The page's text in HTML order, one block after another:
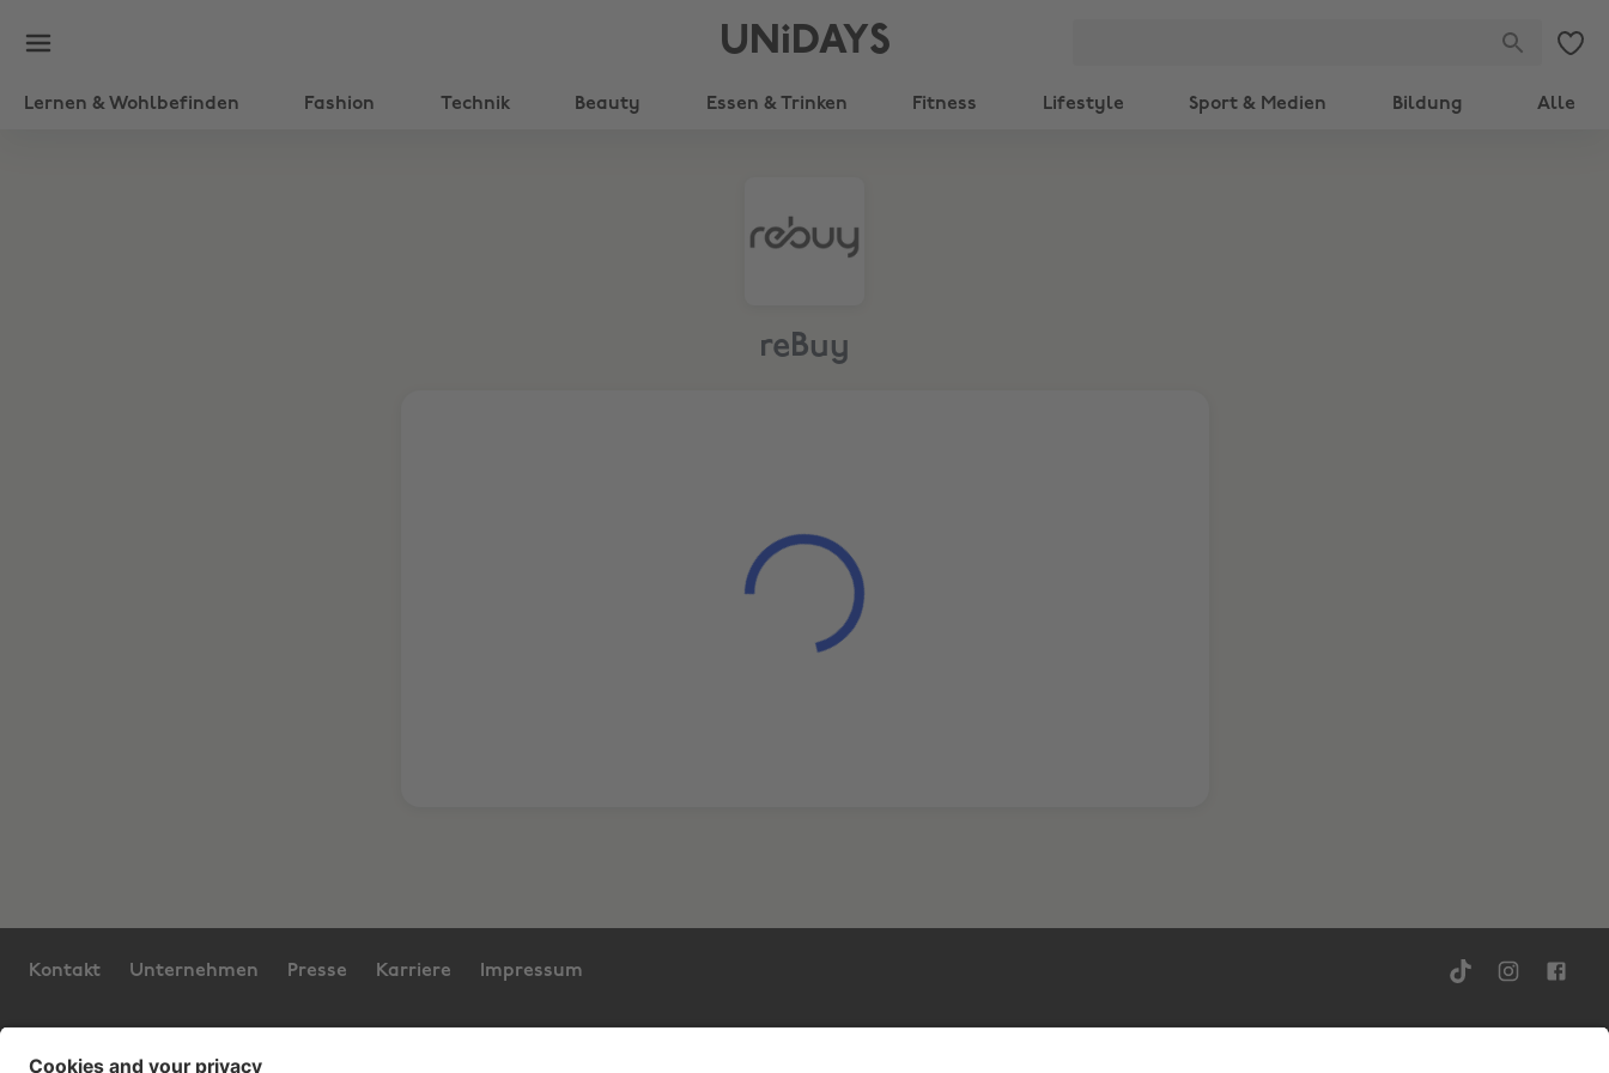
UNiDAYS
Lernen & Wohlbefinden Fashion Technik Beauty Essen & Trinken Fitness Lifestyle Sport & Medien Bildung Alle
reBuy
Kontakt Unternehmen Presse Karriere Impressum